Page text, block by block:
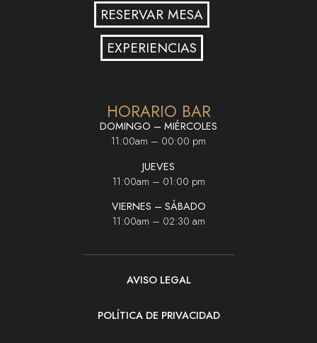
RESERVAR MESA
EXPERIENCIAS
HORARIO BAR
DOMINGO – MIÉRCOLES
11:00am – 00:00 pm
JUEVES
11:00am – 01:00 pm
VIERNES – SÁBADO
11:00am – 02:30 am
AVISO LEGAL
POLÍTICA DE PRIVACIDAD